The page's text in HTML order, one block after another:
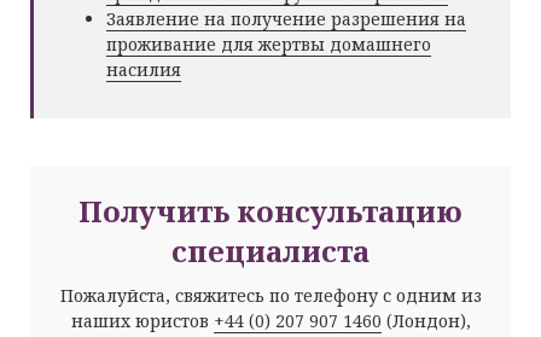
Заявление на получение разрешения на
проживание для жертвы домашнего
насилия
Получить консультацию
специалиста
Пожалуйста, свяжитесь по телефону с одним из
наших юристов +44 (0) 207 907 1460 (Лондон),